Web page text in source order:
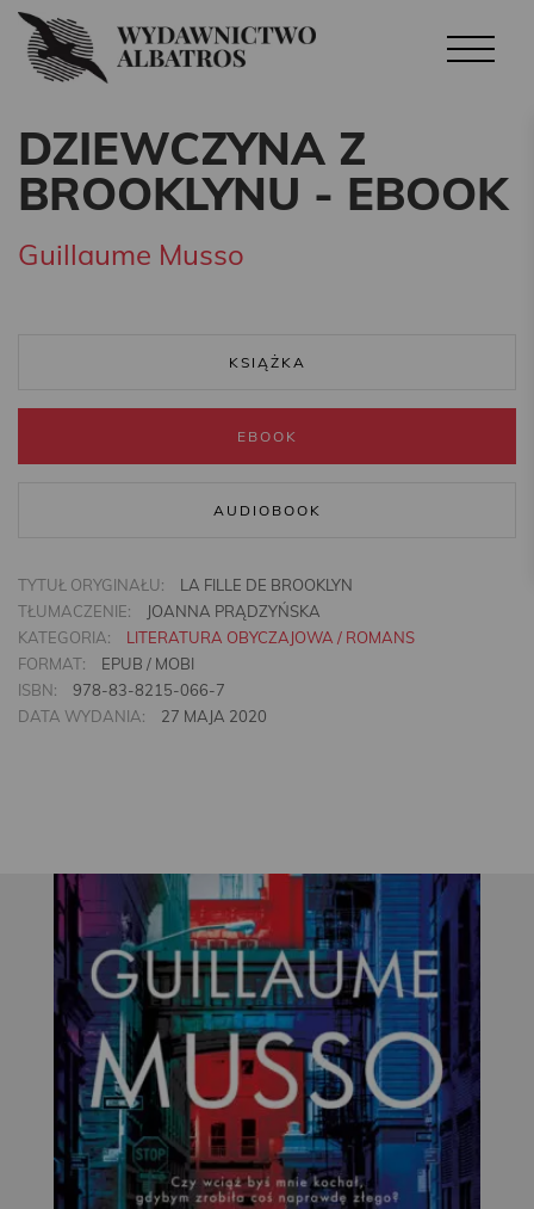
DZIEWCZYNA Z
BROOKLYNU - EBOOK
Guillaume Musso
KSIĄŻKA
EBOOK
AUDIOBOOK
TYTUŁ ORYGINAŁU:
LA FILLE DE BROOKLYN
TŁUMACZENIE:
JOANNA PRĄDZYŃSKA
KATEGORIA:
LITERATURA OBYCZAJOWA / ROMANS
FORMAT:
EPUB / MOBI
ISBN:
978-83-8215-066-7
DATA WYDANIA:
27 MAJA 2020